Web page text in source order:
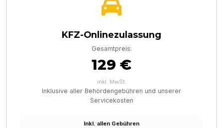
KFZ-Onlinezulassung
Gesamtpreis:
129 €
inkl. MwSt.
Inklusive aller Behördengebühren und unserer
Servicekosten
Inkl. allen Gebühren